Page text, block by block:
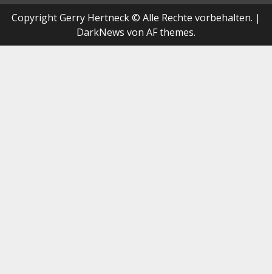
Copyright Gerry Hertneck © Alle Rechte vorbehalten. |
DarkNews von AF themes.